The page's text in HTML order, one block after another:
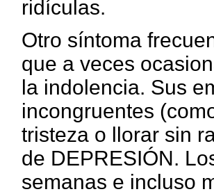
ridículas.
Otro síntoma
que a veces
la indolencia. Sus
incongruentes
tristeza o llorar sin
de DEPRESIÓN.
semanas e incluso